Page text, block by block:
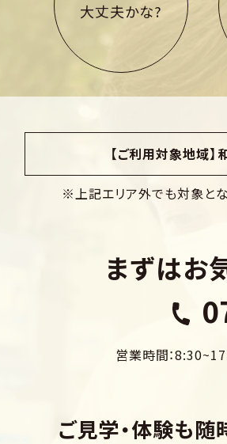
大丈夫かな?
【ご利用対象地域】
※上記エリア外でも対象と
まずはお
営業時間：
ご見学・体験も